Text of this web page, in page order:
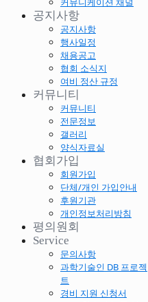
공지사항
공지사항
행사일정
채용공고
협회 소식지
여비 정산 규정
커뮤니티
커뮤니티
전문정보
갤러리
양식자료실
협회가입
회원가입
단체/개인 가입안내
후원기관
개인정보처리방침
평의원회
Service
문의사항
과학기술인 DB 프로젝
트
경비 지원 신청서